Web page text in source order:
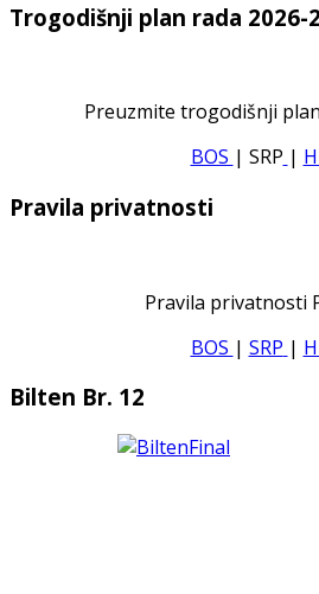
Trogodišnji plan rada 2026-
Preuzmite trogodišnji
BOS | SRP |
Pravila privatnosti
Pravila privatnosti
BOS | SRP |
Bilten Br. 12